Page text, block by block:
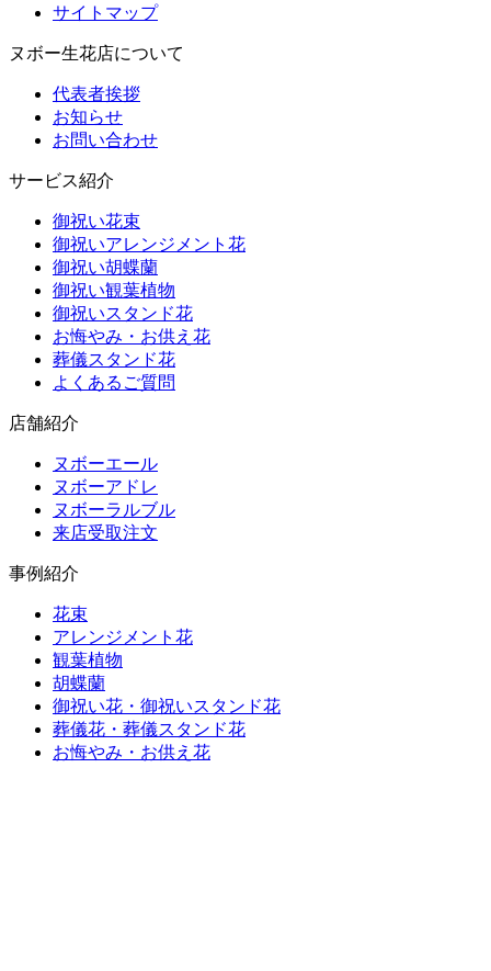
サイトマップ
ヌボー生花店について
代表者挨拶
お知らせ
お問い合わせ
サービス紹介
御祝い花束
御祝いアレンジメント花
御祝い胡蝶蘭
御祝い観葉植物
御祝いスタンド花
お悔やみ・お供え花
葬儀スタンド花
よくあるご質問
店舗紹介
ヌボーエール
ヌボーアドレ
ヌボーラルブル
来店受取注文
事例紹介
花束
アレンジメント花
観葉植物
胡蝶蘭
御祝い花・御祝いスタンド花
葬儀花・葬儀スタンド花
お悔やみ・お供え花